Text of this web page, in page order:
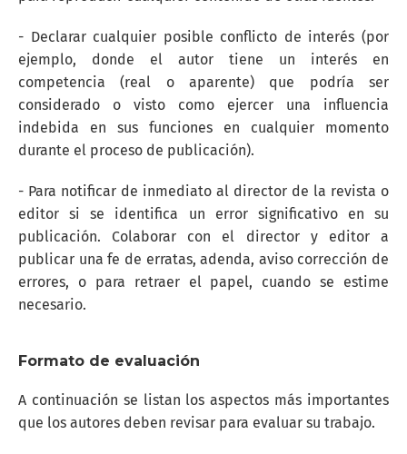
- Declarar cualquier posible conflicto de interés (por
ejemplo, donde el autor tiene un interés en
competencia (real o aparente) que podría ser
considerado o visto como ejercer una influencia
indebida en sus funciones en cualquier momento
durante el proceso de publicación).
- Para notificar de inmediato al director de la revista o
editor si se identifica un error significativo en su
publicación. Colaborar con el director y editor a
publicar una fe de erratas, adenda, aviso corrección de
errores, o para retraer el papel, cuando se estime
necesario.
Formato de evaluación
A continuación se listan los aspectos más importantes
que los autores deben revisar para evaluar su trabajo.